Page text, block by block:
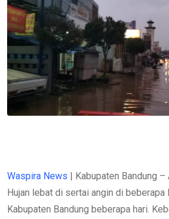
Waspira News | Kabupaten Bandung –
Hujan lebat di sertai angin di beberapa
Kabupaten Bandung beberapa hari.